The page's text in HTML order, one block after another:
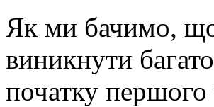
Як ми бачимо,
виникнути
початку першого